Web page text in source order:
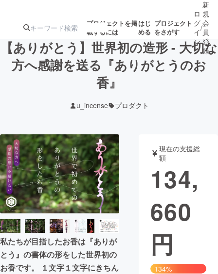
プロジェクトを掲
載するには
はじ
める
プロジェクト
をさがす
注目の新着プロ
テクノロジー・ガジェット
映像・映画 書籍・雑誌
ビジネス・起業 チャレンジ
まちづくり・地域活性化
CAMPFIRE for Social Good
CAMPFIRE Creation
ロ
グ
イ
ン
/
新
規
会
員
登
録
【ありがとう】世界初の造形 - 大切な
方へ感謝を送る『ありがとうのお
香』
u_incense プロダクト
私たちが目指したお香は『ありが
とう』の書体の形をした世界初の
お香です。 １文字１文字にきちん
現在の支援総
額
134,
660
円
134%